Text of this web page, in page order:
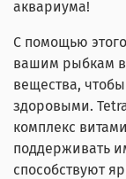
аквариума!
С помощью
вашим рыбкам
вещества,
здоровыми.
комплекс
поддерживать
способствуют